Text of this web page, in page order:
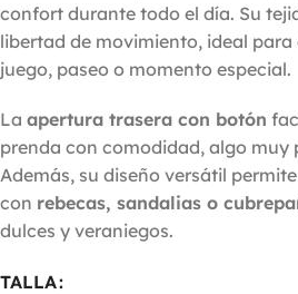
confort durante todo el día. Su
libertad de movimiento, ideal
juego, paseo o momento especial.
La apertura trasera con botón
prenda con comodidad, algo muy
Además, su diseño versátil
con rebecas, sandalias o
dulces y veraniegos.
TALLA